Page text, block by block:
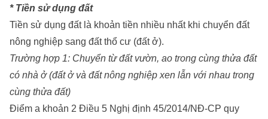
* Tiền sử dụng đất
Tiền sử dụng đất là khoản tiền nhiều nhất khi chuyển đất
nông nghiệp sang đất thổ cư (đất ở).
Trường hợp 1: Chuyển từ đất vườn, ao trong cùng thửa đất
có nhà ở (đất ở và đất nông nghiệp xen lẫn với nhau trong
cùng thửa đất)
Điểm a khoản 2 Điều 5 Nghị định 45/2014/NĐ-CP quy